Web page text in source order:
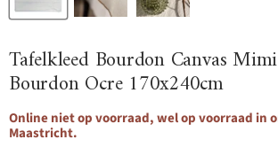
Tafelkleed Bourdon Canvas
Bourdon Ocre 170x240cm
Online niet op voorraad, wel op voorraad in
Maastricht.